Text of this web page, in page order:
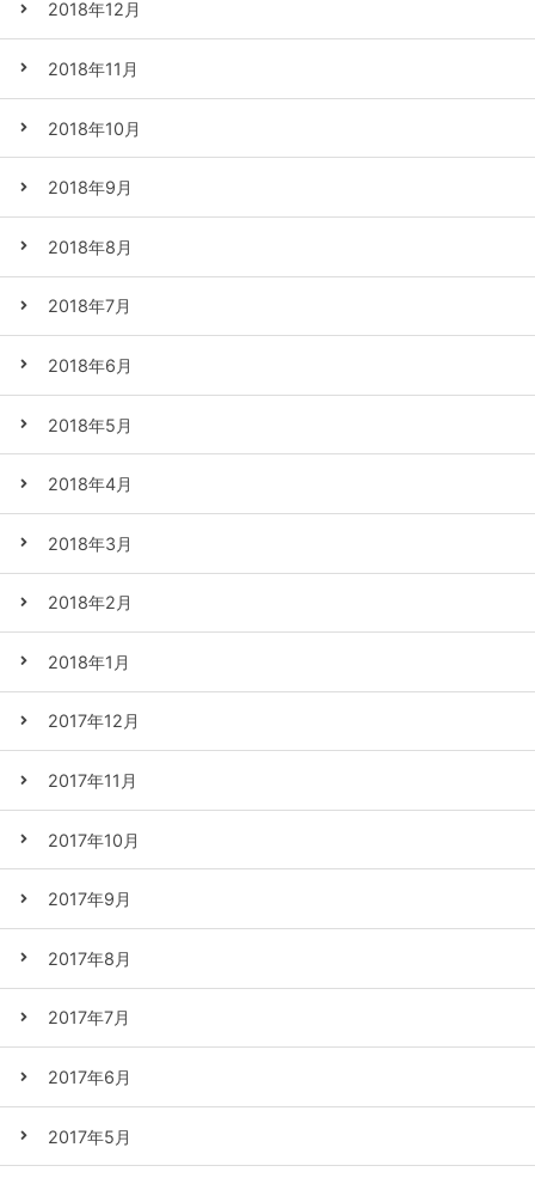
2018年12月
2018年11月
2018年10月
2018年9月
2018年8月
2018年7月
2018年6月
2018年5月
2018年4月
2018年3月
2018年2月
2018年1月
2017年12月
2017年11月
2017年10月
2017年9月
2017年8月
2017年7月
2017年6月
2017年5月